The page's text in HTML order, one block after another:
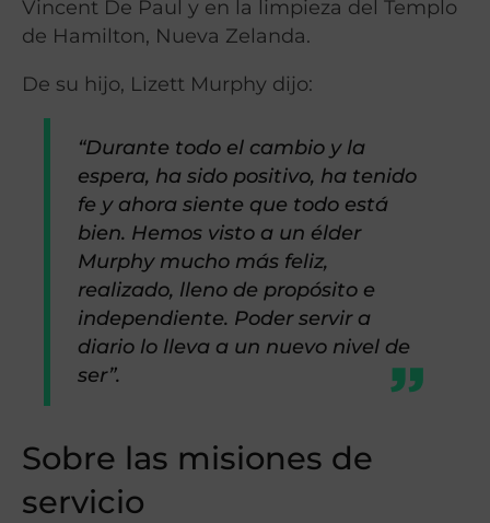
Vincent De Paul y en la limpieza del Templo
de Hamilton, Nueva Zelanda.
De su hijo, Lizett Murphy dijo:
“Durante todo el cambio y la
espera, ha sido positivo, ha tenido
fe y ahora siente que todo está
bien. Hemos visto a un élder
Murphy mucho más feliz,
realizado, lleno de propósito e
independiente. Poder servir a
diario lo lleva a un nuevo nivel de
ser”.
Sobre las misiones de
servicio